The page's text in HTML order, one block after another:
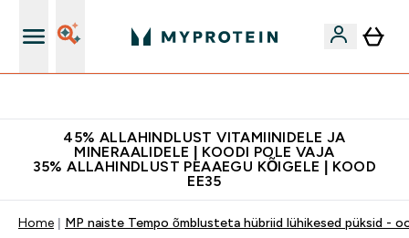
45% ALLAHINDLUST VITAMIINIDELE JA
MINERAALIDELE | KOODI POLE VAJA
35% ALLAHINDLUST PEAAEGU KÕIGELE | KOOD
EE35
Home MP naiste Tempo õmblusteta hübriid lühikesed püksid -